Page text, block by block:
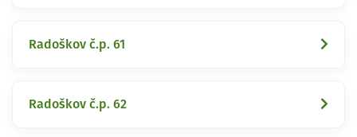
Radoškov č.p. 61
Radoškov č.p. 62